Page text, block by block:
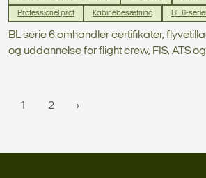
Professionel pilot Kabinebesætning BL 6-
BL serie 6 omhandler certifikater,
og uddannelse for flight crew, FIS, ATS
1 2